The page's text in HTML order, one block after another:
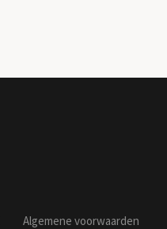
Algemene voorwaarden